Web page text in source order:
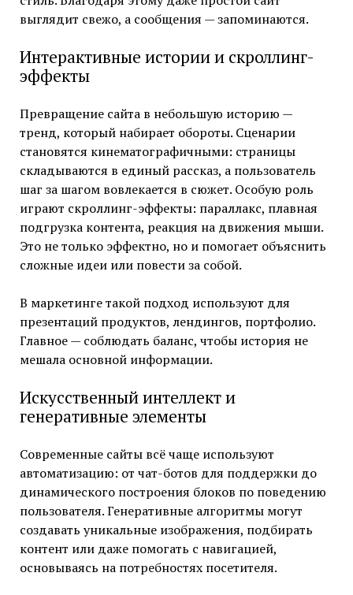
выглядит свежо, а сообщения — запоминаются.
Интерактивные истории и скроллинг-
эффекты
Превращение сайта в небольшую историю —
тренд, который набирает обороты. Сценарии
становятся кинематографичными: страницы
складываются в единый рассказ, а пользователь
шаг за шагом вовлекается в сюжет. Особую роль
играют скроллинг-эффекты: параллакс, плавная
подгрузка контента, реакция на движения мыши.
Это не только эффектно, но и помогает объяснить
сложные идеи или повести за собой.
В маркетинге такой подход используют для
презентаций продуктов, лендингов, портфолио.
Главное — соблюдать баланс, чтобы история не
мешала основной информации.
Искусственный интеллект и
генеративные элементы
Современные сайты всё чаще используют
автоматизацию: от чат-ботов для поддержки до
динамического построения блоков по поведению
пользователя. Генеративные алгоритмы могут
создавать уникальные изображения, подбирать
контент или даже помогать с навигацией,
основываясь на потребностях посетителя.